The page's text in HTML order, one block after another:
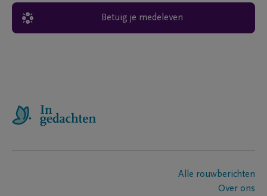
Betuig je medeleven
Alle rouwberichten
Over ons